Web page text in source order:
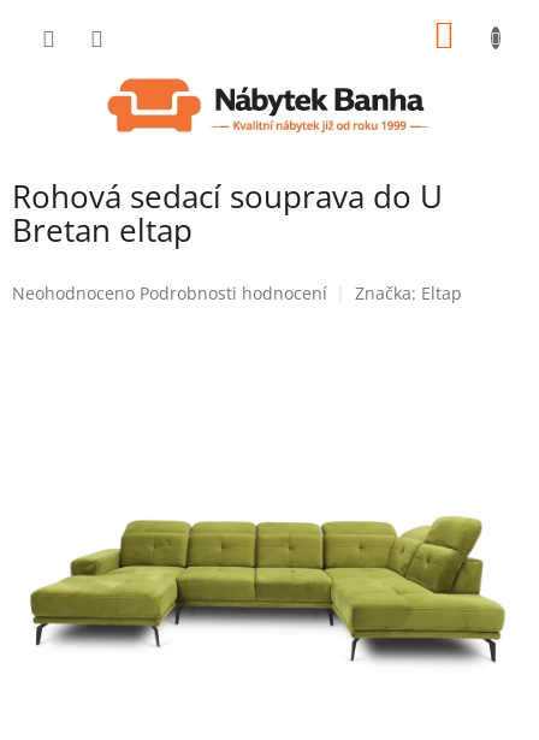
Rohová sedací souprava do U
Bretan eltap
Průměrné
Neohodnoceno Podrobnosti hodnocení Značka: Eltap